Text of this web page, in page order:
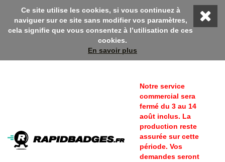
::: Bienvenue sur Rapidbadges ! En ce moment, profitez d'une
Ce site utilise les cookies, si vous continuez à
naviguer sur ce site sans modifier vos paramètres,
cela signifie que vous consentez à l’utilisation de ces
cookies.
En savoir plus
Notre service
commercial sera
fermé du 3 au 14
août inclus. La
production reste
assurée sur cette
période. Vos
demandes seront